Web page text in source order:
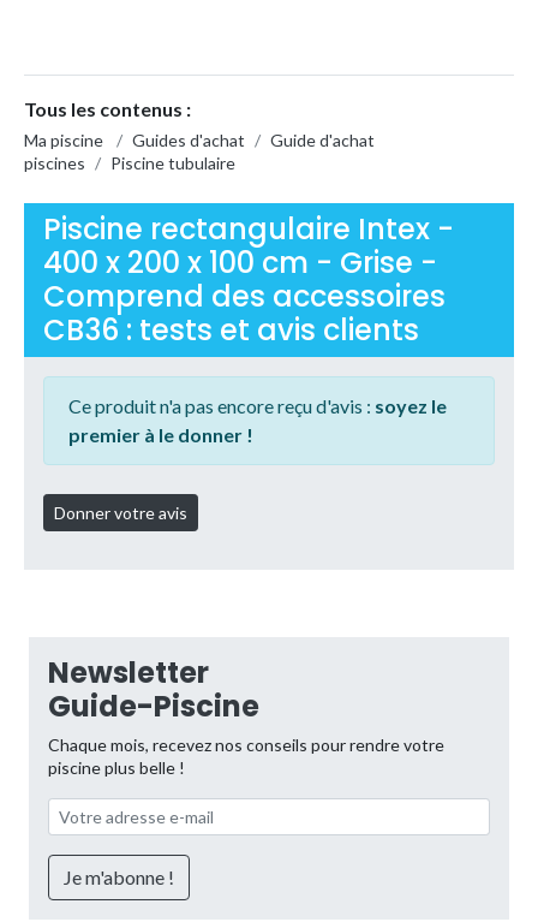
Tous les contenus :
Ma piscine / Guides d'achat / Guide d'achat
piscines / Piscine tubulaire
Piscine rectangulaire Intex -
400 x 200 x 100 cm - Grise -
Comprend des accessoires
CB36 : tests et avis clients
Ce produit n'a pas encore reçu d'avis : soyez le
premier à le donner !
Newsletter
Guide-Piscine
Chaque mois, recevez nos conseils pour rendre votre
piscine plus belle !